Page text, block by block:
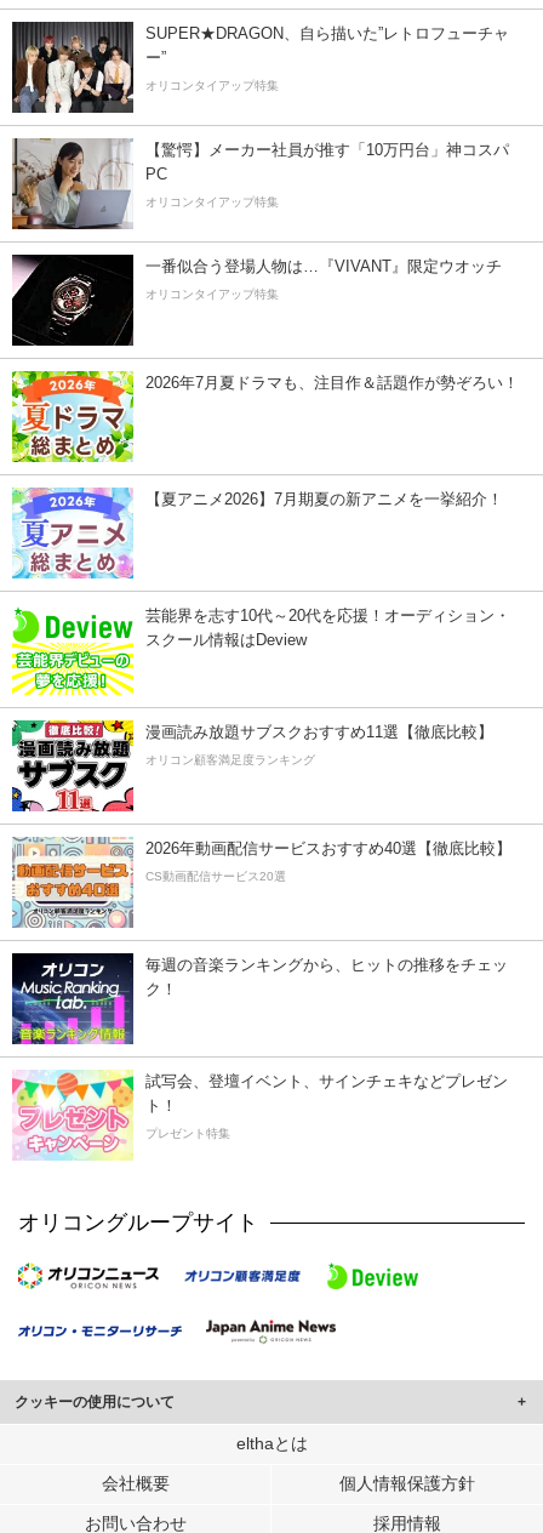
SUPER★DRAGON、自ら描いた”レトロフューチャ
ー”
オリコンタイアップ特集
【驚愕】メーカー社員が推す「10万円台」神コスパ
PC
オリコンタイアップ特集
一番似合う登場人物は…『VIVANT』限定ウオッチ
オリコンタイアップ特集
2026年7月夏ドラマも、注目作＆話題作が勢ぞろい！
【夏アニメ2026】7月期夏の新アニメを一挙紹介！
芸能界を志す10代～20代を応援！オーディション・
スクール情報はDeview
漫画読み放題サブスクおすすめ11選【徹底比較】
オリコン顧客満足度ランキング
2026年動画配信サービスおすすめ40選【徹底比較】
CS動画配信サービス20選
毎週の音楽ランキングから、ヒットの推移をチェッ
ク！
試写会、登壇イベント、サインチェキなどプレゼン
ト！
プレゼント特集
オリコングループサイト
クッキーの使用について
このサイトでは Cookie を使用して、ユーザーに合わせたコンテンツや広告の
行っています。
メディアや広告配信、データ解析の各パートナーに提供しています。
elthaとは
会社概要 個人情報保護方針
お問い合わせ 採用情報